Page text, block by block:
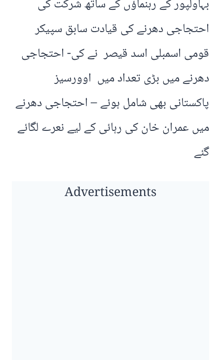
بہاولپور کے رہنماؤں کے ساتھ شرکت کی
احتجاجی دھرنے کی قیادت سابق سپیکر
قومی اسمبلی اسد قیصر نے کی- احتجاجی
دھرنے میں بڑی تعداد میں اوورسیز
پاکستانی بھی شامل ہوئے – احتجاجی دھرنے
میں عمران خان کی رہائی کے لیے نعرے لگائے
گئے
Advertisements